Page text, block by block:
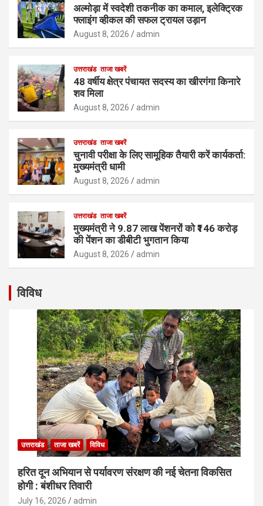
अल्मोड़ा में स्वदेशी तकनीक का कमाल, इलेक्ट्रिक
फ्लाइंग व्हीकल की सफल ट्रायल उड़ान
August 8, 2026 admin
उत्तराखंड ताजा खबरें
48 वर्षीय क्षेत्र पंचायत सदस्य का खीरगंगा किनारे
शव मिला
August 8, 2026 admin
उत्तराखंड ताजा खबरें
चुनावी परीक्षा के लिए सामूहिक तैयारी करें कार्यकर्ता:
मुख्यमंत्री धामी
August 8, 2026 admin
उत्तराखंड ताजा खबरें
मुख्यमंत्री ने 9.87 लाख पेंशनरों को ₹146 करोड़
की पेंशन का डीबीटी भुगतान किया
August 8, 2026 admin
विविध
उत्तराखंड ताजा खबरें विविध
हरित दून अभियान से पर्यावरण संरक्षण की नई चेतना विकसित
होगी : बंशीधर तिवारी
July 16, 2026 admin